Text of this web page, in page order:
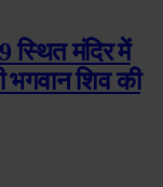
स्थित मंदिर में
भगवान शिव की